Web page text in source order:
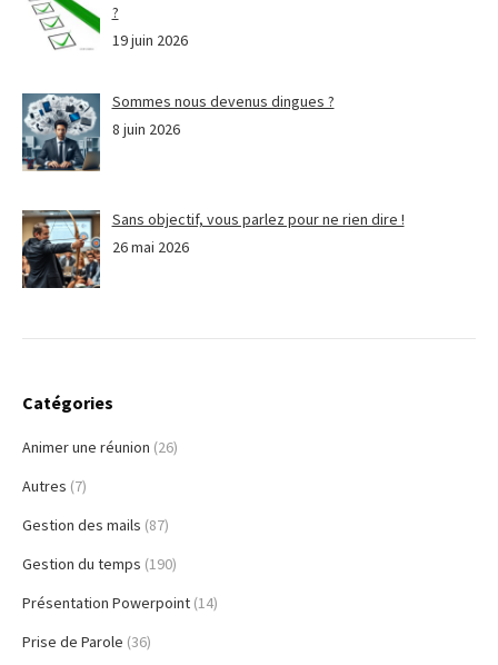
?
19 juin 2026
Sommes nous devenus dingues ?
8 juin 2026
Sans objectif, vous parlez pour ne rien dire !
26 mai 2026
Catégories
Animer une réunion (26)
Autres (7)
Gestion des mails (87)
Gestion du temps (190)
Présentation Powerpoint (14)
Prise de Parole (36)